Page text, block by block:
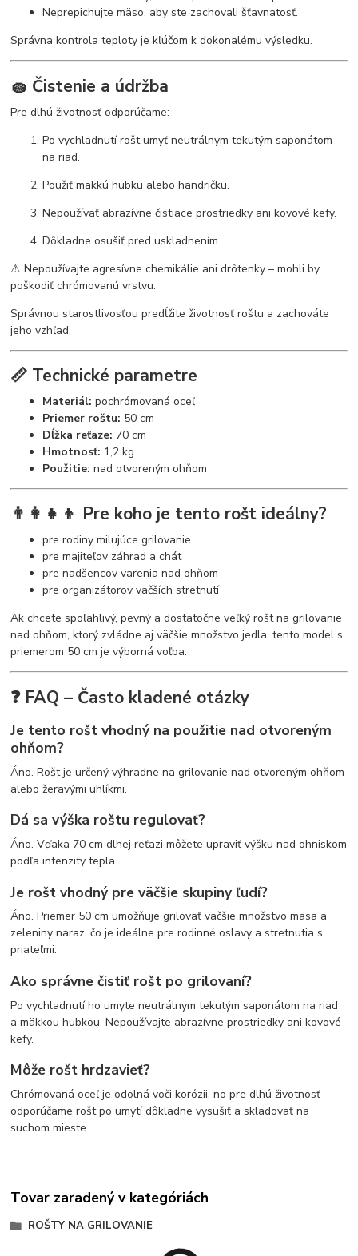
Neprepichujte mäso, aby ste zachovali šťavnatosť.
Správna kontrola teploty je kľúčom k dokonalému výsledku.
🧽 Čistenie a údržba
Pre dlhú životnosť odporúčame:
Po vychladnutí rošt umyť neutrálnym tekutým saponátom
na riad.
Použiť mäkkú hubku alebo handričku.
Nepoužívať abrazívne čistiace prostriedky ani kovové kefy.
Dôkladne osušiť pred uskladnením.
⚠ Nepoužívajte agresívne chemikálie ani drôtenky – mohli by
poškodiť chrómovanú vrstvu.
Správnou starostlivosťou predĺžite životnosť roštu a zachováte
jeho vzhľad.
📏 Technické parametre
Materiál: pochrómovaná oceľ
Priemer roštu: 50 cm
Dĺžka reťaze: 70 cm
Hmotnosť: 1,2 kg
Použitie: nad otvoreným ohňom
👨‍👩‍👧‍👦 Pre koho je tento rošt ideálny?
pre rodiny milujúce grilovanie
pre majiteľov záhrad a chát
pre nadšencov varenia nad ohňom
pre organizátorov väčších stretnutí
Ak chcete spoľahlivý, pevný a dostatočne veľký rošt na grilovanie
nad ohňom, ktorý zvládne aj väčšie množstvo jedla, tento model s
priemerom 50 cm je výborná voľba.
❓ FAQ – Často kladené otázky
Je tento rošt vhodný na použitie nad otvoreným
ohňom?
Áno. Rošt je určený výhradne na grilovanie nad otvoreným ohňom
alebo žeravými uhlíkmi.
Dá sa výška roštu regulovať?
Áno. Vďaka 70 cm dlhej reťazi môžete upraviť výšku nad ohniskom
podľa intenzity tepla.
Je rošt vhodný pre väčšie skupiny ľudí?
Áno. Priemer 50 cm umožňuje grilovať väčšie množstvo mäsa a
zeleniny naraz, čo je ideálne pre rodinné oslavy a stretnutia s
priateľmi.
Ako správne čistiť rošt po grilovaní?
Po vychladnutí ho umyte neutrálnym tekutým saponátom na riad
a mäkkou hubkou. Nepoužívajte abrazívne prostriedky ani kovové
kefy.
Môže rošt hrdzavieť?
Chrómovaná oceľ je odolná voči korózii, no pre dlhú životnosť
odporúčame rošt po umytí dôkladne vysušiť a skladovať na
suchom mieste.
Tovar zaradený v kategóriách
ROŠTY NA GRILOVANIE